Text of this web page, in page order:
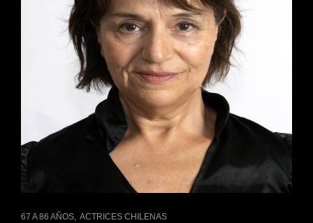
ENLACES
67 A 86 AÑOS, ACTRICES CHILENAS